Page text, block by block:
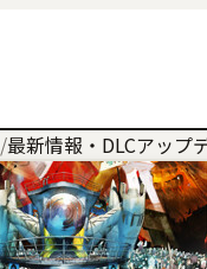
/最新情報・DLCアップ